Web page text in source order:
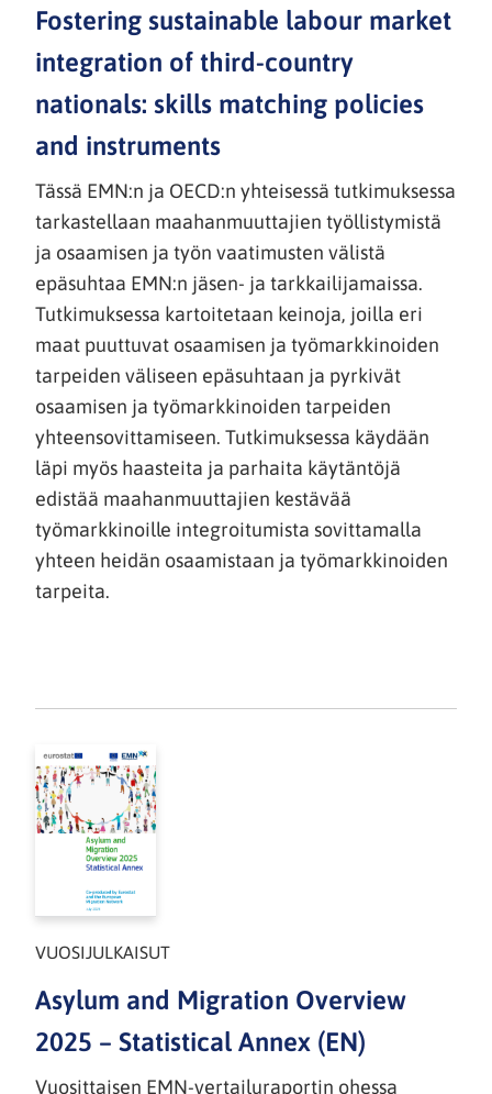
Fostering sustainable labour market
integration of third-country
nationals: skills matching policies
and instruments
Tässä EMN:n ja OECD:n yhteisessä tutkimuksessa
tarkastellaan maahanmuuttajien työllistymistä
ja osaamisen ja työn vaatimusten välistä
epäsuhtaa EMN:n jäsen- ja tarkkailijamaissa.
Tutkimuksessa kartoitetaan keinoja, joilla eri
maat puuttuvat osaamisen ja työmarkkinoiden
tarpeiden väliseen epäsuhtaan ja pyrkivät
osaamisen ja työmarkkinoiden tarpeiden
yhteensovittamiseen. Tutkimuksessa käydään
läpi myös haasteita ja parhaita käytäntöjä
edistää maahanmuuttajien kestävää
työmarkkinoille integroitumista sovittamalla
yhteen heidän osaamistaan ja työmarkkinoiden
tarpeita.
VUOSIJULKAISUT
Asylum and Migration Overview
2025 – Statistical Annex (EN)
Vuosittaisen EMN-vertailuraportin ohessa